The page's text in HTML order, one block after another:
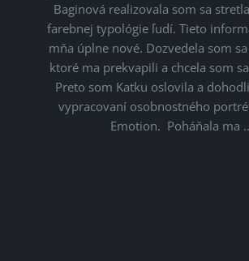
Baginová realizovala som sa
farebnej typológie ľudí. Tieto
mňa úplne nové. Dozvedela som
ktoré ma prekvapili a chcela som
Preto som Katku oslovila a
vypracovaní osobnostného
Emotion. Poháňala ma